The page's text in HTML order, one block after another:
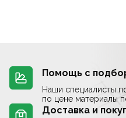
Помощь с
Наши специалисты
по цене материалы
Доставка и